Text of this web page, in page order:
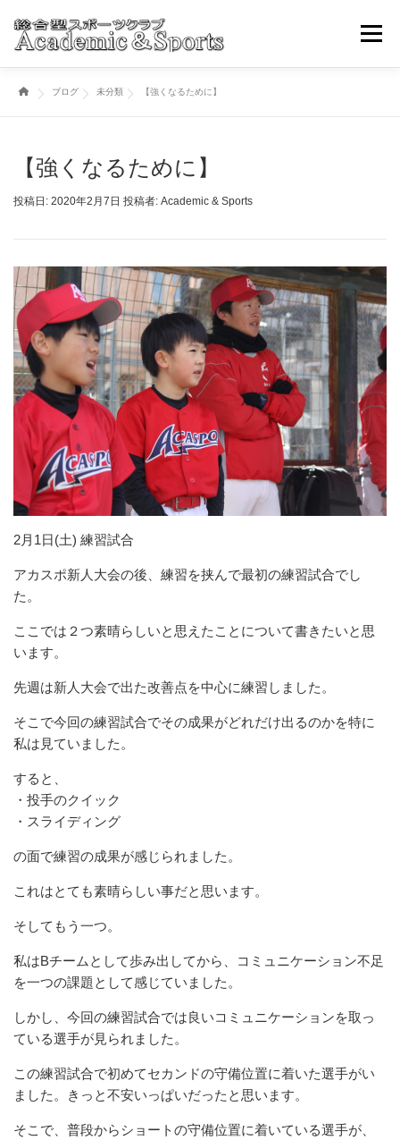
メニュ
トップページ アカスポについて
ブログ・ニュースその他 取引学校・幼稚園
ブログ 未分類 【強くなるために】
【強くなるために】
投稿日: 2020年2月7日 投稿者: Academic & Sports
2月1日(土) 練習試合
アカスポ新人大会の後、練習を挟んで最初の練習試合でし
た。
ここでは２つ素晴らしいと思えたことについて書きたいと思
います。
先週は新人大会で出た改善点を中心に練習しました。
そこで今回の練習試合でその成果がどれだけ出るのかを特に
私は見ていました。
すると、
・投手のクイック
・スライディング
の面で練習の成果が感じられました。
これはとても素晴らしい事だと思います。
そしてもう一つ。
私はBチームとして歩み出してから、コミュニケーション不足
を一つの課題として感じていました。
しかし、今回の練習試合では良いコミュニケーションを取っ
ている選手が見られました。
この練習試合で初めてセカンドの守備位置に着いた選手がい
ました 。きっと不安いっぱいだったと思います。
そこで、普段からショートの守備位置に着いている選手が、